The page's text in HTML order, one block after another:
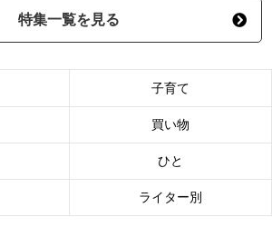
特集一覧を見る
子育て
買い物
ひと
ライター別